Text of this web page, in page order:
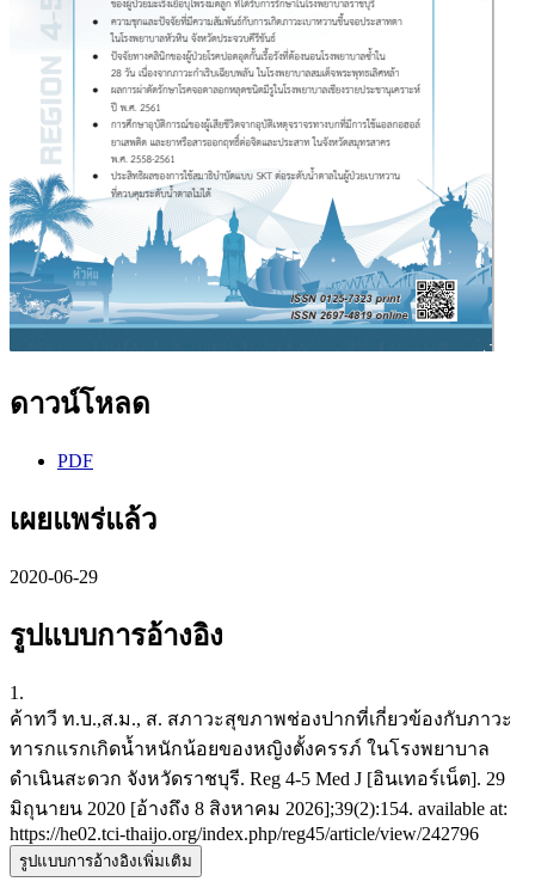
ดาวน์โหลด
PDF
เผยแพร่แล้ว
2020-06-29
รูปแบบการอ้างอิง
1.
ค้าทวี ท.บ.,ส.ม., ส. สภาวะสุขภาพช่องปากที่เกี่ยวข้องกับภาวะ
ทารกแรกเกิดน้ำหนักน้อยของหญิงตั้งครรภ์ ในโรงพยาบาล
ดำเนินสะดวก จังหวัดราชบุรี. Reg 4-5 Med J [อินเทอร์เน็ต]. 29
มิถุนายน 2020 [อ้างถึง 8 สิงหาคม 2026];39(2):154. available at:
https://he02.tci-thaijo.org/index.php/reg45/article/view/242796
รูปแบบการอ้างอิงเพิ่มเติม